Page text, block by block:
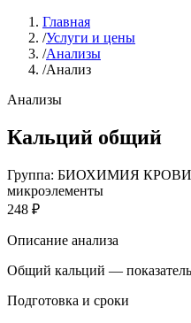
Главная
/Услуги и цены
/Анализы
/Анализ
Анализы
Кальций общий
Группа: БИОХИМИЯ КРОВИ
микроэлементы
248 ₽
Описание анализа
Общий кальций —
Подготовка и сроки